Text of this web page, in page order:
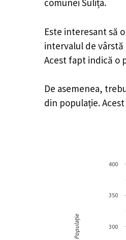
comunei Sulița.
Este interesant să
intervalul de vârstă
Acest fapt indică o
De asemenea,
din populație.
300
350
400
Populație